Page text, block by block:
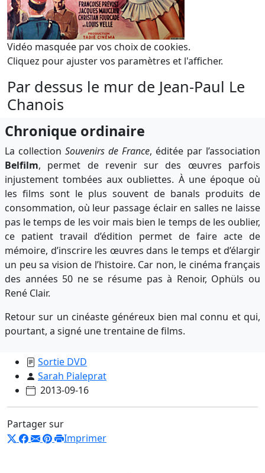
Vidéo masquée par vos choix de cookies.
Cliquez pour ajuster vos paramètres et l'afficher.
Par dessus le mur de Jean-Paul Le
Chanois
Chronique ordinaire
La collection Souvenirs de France, éditée par l’association
Belfilm, permet de revenir sur des œuvres parfois
injustement tombées aux oubliettes. À une époque où
les films sont le plus souvent de banals produits de
consommation, où leur passage éclair en salles ne laisse
pas le temps de les voir mais bien le temps de les oublier,
ce patient travail d’édition permet de faire acte de
mémoire, d’inscrire les œuvres dans le temps et d’élargir
un peu sa vision de l’histoire. Car non, le cinéma français
des années 50 ne se résume pas à Renoir, Ophüls ou
René Clair.
Retour sur un cinéaste généreux bien mal connu et qui,
pourtant, a signé une trentaine de films.
Sortie DVD
Sarah Pialeprat
2013-09-16
Partager sur
Imprimer